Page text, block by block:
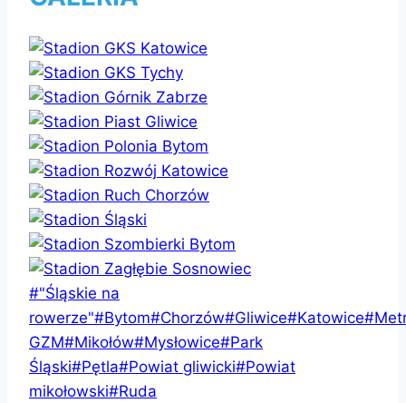
Tagi
wpisu:
#"Śląskie na
rowerze"#Bytom#Chorzów#Gliwice#Katowice#
GZM#Mikołów#Mysłowice#Park
Śląski#Pętla#Powiat gliwicki#Powiat
mikołowski#Ruda